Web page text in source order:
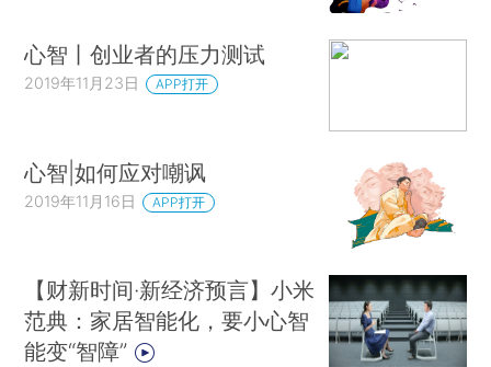
心智丨创业者的压力测试
2019年11月23日 APP打开
心智|如何应对嘲讽
2019年11月16日 APP打开
【财新时间·新经济预言】小米
范典：家居智能化，要小心智
能变“智障”